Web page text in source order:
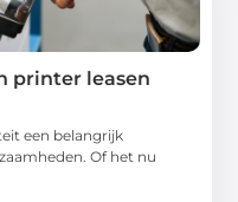
printer leasen
een belangrijk
Of het nu